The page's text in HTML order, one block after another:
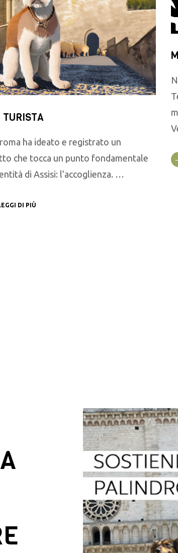
TURISTA
ha ideato e registrato un
che tocca un punto fondamentale
di Assisi: l’accoglienza. …
DI PIÙ